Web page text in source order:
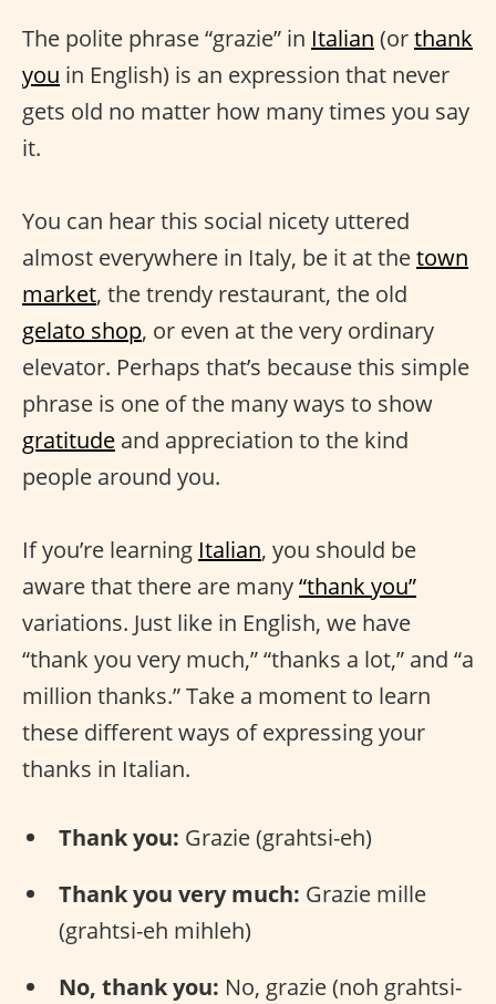
The polite phrase “grazie” in Italian (orthank
you in English) is an expression that never
gets old no matter how many times you say
it.
You can hear this social nicety uttered
almost everywhere in Italy, be it at thetown
market, the trendy restaurant, the old
gelato shop, or even at the very ordinary
elevator. Perhaps that’s because this simple
phrase is one of the many ways to show
gratitude and appreciation to the kind
people around you.
If you’re learning Italian, you should be
aware that there are many“thank you”
variations. Just like in English, we have
“thank you very much,” “thanks a lot,” and “a
million thanks.” Take a moment to learn
these different ways of expressing your
thanks in Italian.
Thank you: Grazie (grahtsi-eh)
Thank you very much: Grazie mille
(grahtsi-eh mihleh)
No, thank you: No, grazie (noh grahtsi-